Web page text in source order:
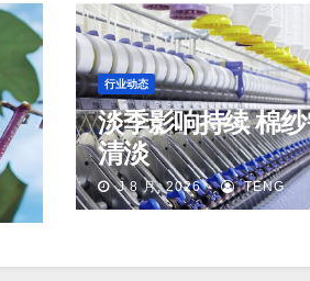
行业动态
淡季影响持续 棉
清淡
J 8 月, 2026 TENG